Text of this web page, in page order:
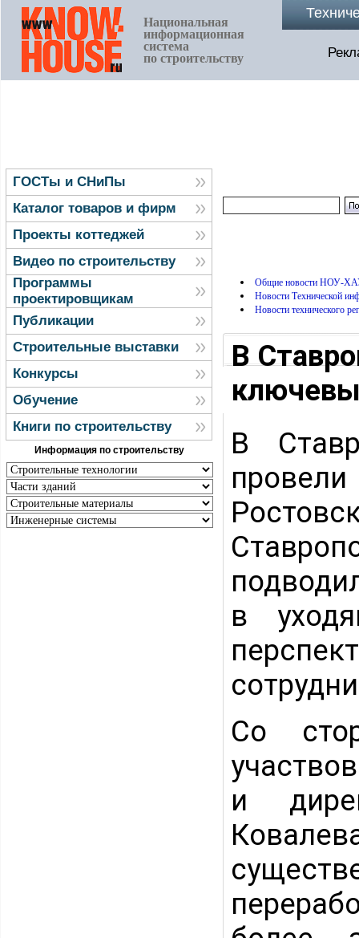
Национальная
информационная
система
по строительству
ГОСТы и СНиПы
Каталог товаров и фирм
Проекты коттеджей
Видео по строительству
Программы
проектировщикам
Публикации
Строительные выставки
Конкурсы
Обучение
Книги по строительству
Информация по строительству
Общие новости НОУ-
Новости Технической
Новости технического
В
В
в
Со
и